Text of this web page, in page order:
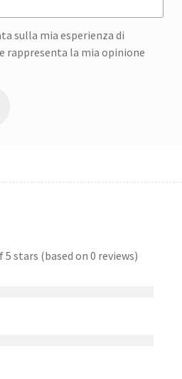
sulla mia esperienza di
rappresenta la mia opinione
5 stars (based on 0 reviews)